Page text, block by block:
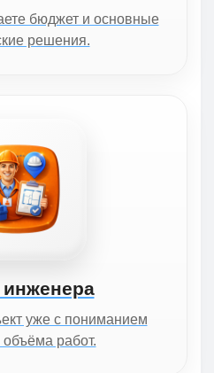
бюджет и основные
решения.
уже с пониманием
объёма работ.